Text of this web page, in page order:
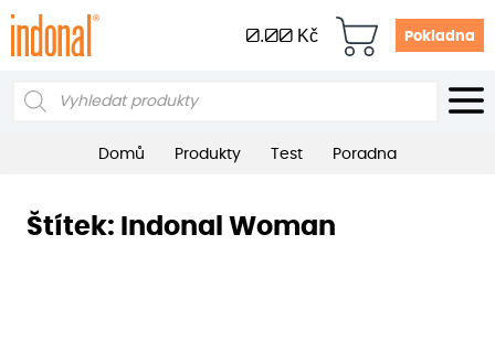
0.00 Kč Pokladna
Products
Domů Produkty Test Poradna
Štítek: Indonal Woman